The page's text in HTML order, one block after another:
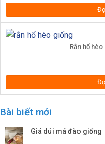
Rắn hổ
Bài biết mới
Giá dúi má đào giống